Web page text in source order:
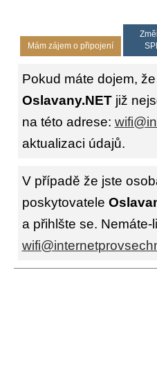
Mám zájem o připojení
Pokud máte dojem,
Oslavany.NETjiž
na této adrese:
aktualizaci údajů.
V případě že jste
poskytovatele
a přihlšte se.